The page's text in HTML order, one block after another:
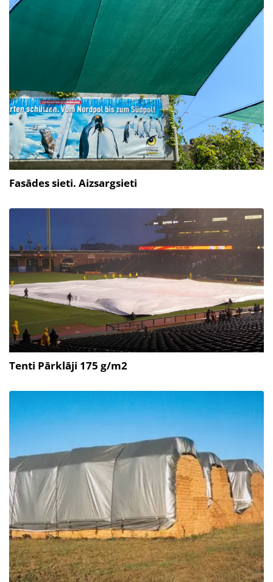
Fasādes sieti. Aizsargsieti
Tenti Pārklāji 175 g/m2